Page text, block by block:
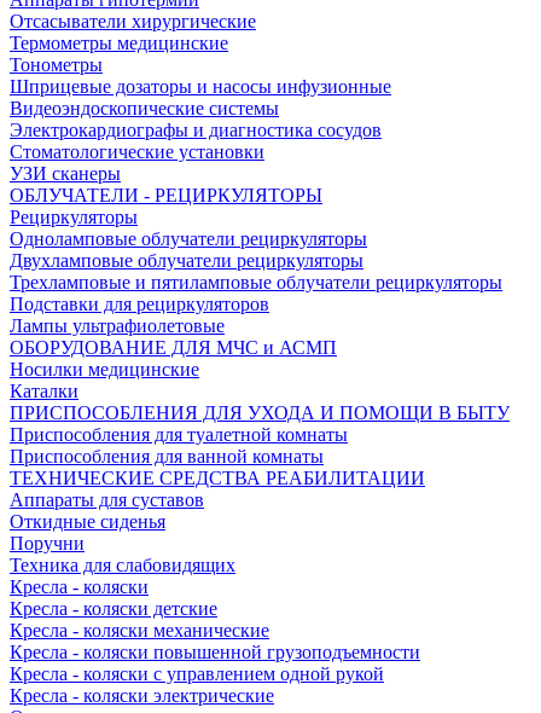
Отсасыватели хирургические
Термометры медицинские
Тонометры
Шприцевые дозаторы и насосы инфузионные
Видеоэндоскопические системы
Электрокардиографы и диагностика сосудов
Стоматологические установки
УЗИ сканеры
ОБЛУЧАТЕЛИ - РЕЦИРКУЛЯТОРЫ
Рециркуляторы
Одноламповые облучатели рециркуляторы
Двухламповые облучатели рециркуляторы
Трехламповые и пятиламповые облучатели рециркуляторы
Подставки для рециркуляторов
Лампы ультрафиолетовые
ОБОРУДОВАНИЕ ДЛЯ МЧС и АСМП
Носилки медицинские
Каталки
ПРИСПОСОБЛЕНИЯ ДЛЯ УХОДА И ПОМОЩИ В БЫТУ
Приспособления для туалетной комнаты
Приспособления для ванной комнаты
ТЕХНИЧЕСКИЕ СРЕДСТВА РЕАБИЛИТАЦИИ
Аппараты для суставов
Откидные сиденья
Поручни
Техника для слабовидящих
Кресла - коляски
Кресла - коляски детские
Кресла - коляски механические
Кресла - коляски повышенной грузоподъемности
Кресла - коляски с управлением одной рукой
Кресла - коляски электрические